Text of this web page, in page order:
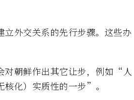
外交关系的先行步骤。这些办
对朝鲜作出其它让步，例如“人
化）实质性的一步”。